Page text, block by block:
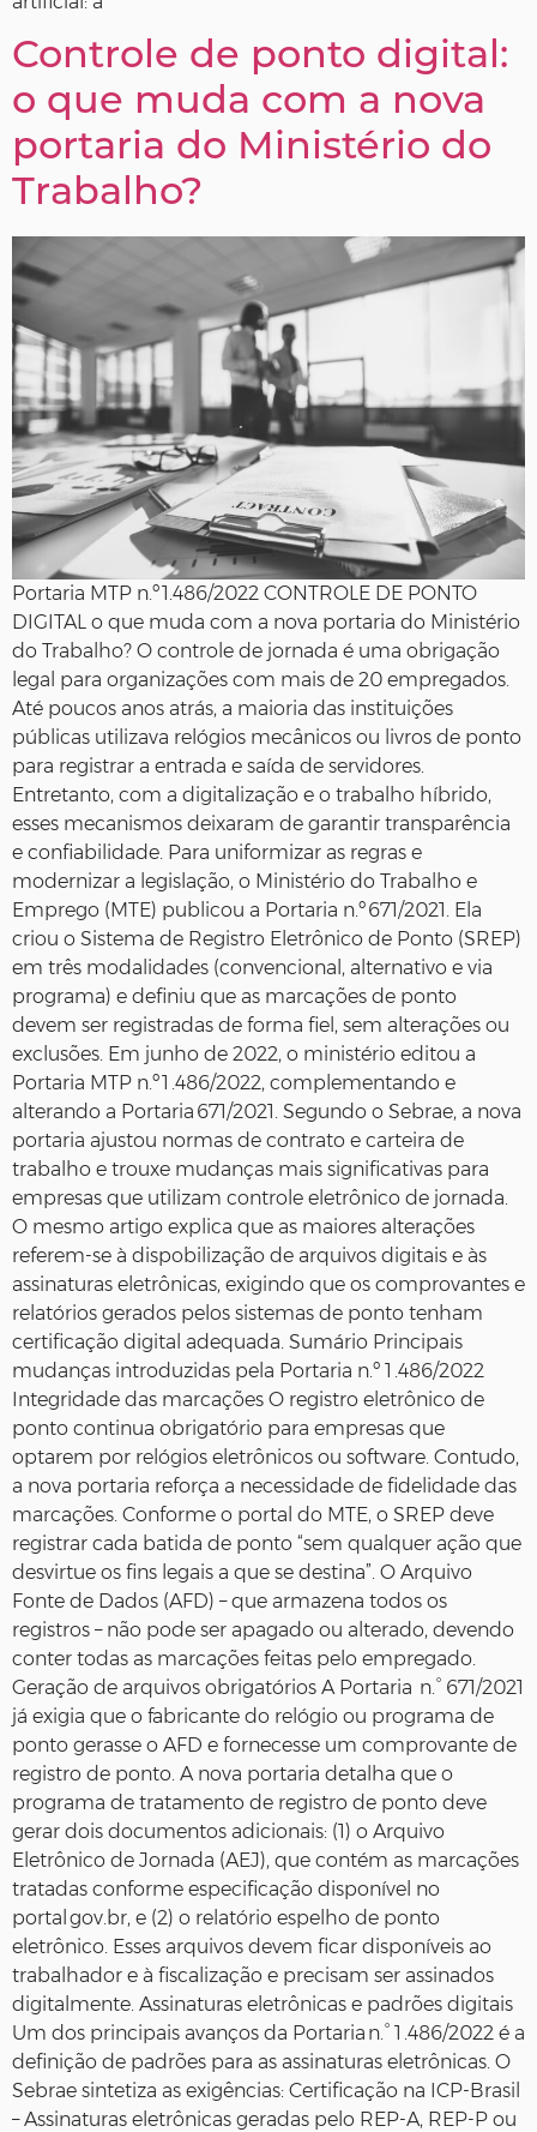
Controle de ponto digital:
o que muda com a nova
portaria do Ministério do
Trabalho?
Portaria MTP n.º 1.486/2022 CONTROLE DE PONTO
DIGITAL o que muda com a nova portaria do Ministério
do Trabalho? O controle de jornada é uma obrigação
legal para organizações com mais de 20 empregados.
Até poucos anos atrás, a maioria das instituições
públicas utilizava relógios mecânicos ou livros de ponto
para registrar a entrada e saída de servidores.
Entretanto, com a digitalização e o trabalho híbrido,
esses mecanismos deixaram de garantir transparência
e confiabilidade. Para uniformizar as regras e
modernizar a legislação, o Ministério do Trabalho e
Emprego (MTE) publicou a Portaria n.º 671/2021. Ela
criou o Sistema de Registro Eletrônico de Ponto (SREP)
em três modalidades (convencional, alternativo e via
programa) e definiu que as marcações de ponto
devem ser registradas de forma fiel, sem alterações ou
exclusões. Em junho de 2022, o ministério editou a
Portaria MTP n.º 1 .486/2022, complementando e
alterando a Portaria 671/2021. Segundo o Sebrae, a nova
portaria ajustou normas de contrato e carteira de
trabalho e trouxe mudanças mais significativas para
empresas que utilizam controle eletrônico de jornada.
O mesmo artigo explica que as maiores alterações
referem‑se à dispobilização de arquivos digitais e às
assinaturas eletrônicas, exigindo que os comprovantes e
relatórios gerados pelos sistemas de ponto tenham
certificação digital adequada. Sumário Principais
mudanças introduzidas pela Portaria n.º 1 .486/2022
Integridade das marcações O registro eletrônico de
ponto continua obrigatório para empresas que
optarem por relógios eletrônicos ou software. Contudo,
a nova portaria reforça a necessidade de fidelidade das
marcações. Conforme o portal do MTE, o SREP deve
registrar cada batida de ponto “sem qualquer ação que
desvirtue os fins legais a que se destina”. O Arquivo
Fonte de Dados (AFD) – que armazena todos os
registros – não pode ser apagado ou alterado, devendo
conter todas as marcações feitas pelo empregado.
Geração de arquivos obrigatórios A Portaria n.° 671/2021
já exigia que o fabricante do relógio ou programa de
ponto gerasse o AFD e fornecesse um comprovante de
registro de ponto. A nova portaria detalha que o
programa de tratamento de registro de ponto deve
gerar dois documentos adicionais: (1) o Arquivo
Eletrônico de Jornada (AEJ), que contém as marcações
tratadas conforme especificação disponível no
portal gov.br, e (2) o relatório espelho de ponto
eletrônico. Esses arquivos devem ficar disponíveis ao
trabalhador e à fiscalização e precisam ser assinados
digitalmente. Assinaturas eletrônicas e padrões digitais
Um dos principais avanços da Portaria n.° 1 .486/2022 é a
definição de padrões para as assinaturas eletrônicas. O
Sebrae sintetiza as exigências: Certificação na ICP‑Brasil
– Assinaturas eletrônicas geradas pelo REP‑A, REP‑P ou